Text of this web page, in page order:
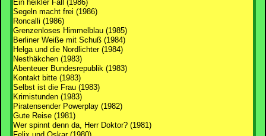
Ein heikler Fall (1986)
Segeln macht frei (1986)
Roncalli (1986)
Grenzenloses Himmelblau (1985)
Berliner Weiße mit Schuß (1984)
Helga und die Nordlichter (1984)
Nesthäkchen (1983)
Abenteuer Bundesrepublik (1983)
Kontakt bitte (1983)
Selbst ist die Frau (1983)
Krimistunden (1983)
Piratensender Powerplay (1982)
Gute Reise (1981)
Wer spinnt denn da, Herr Doktor? (1981)